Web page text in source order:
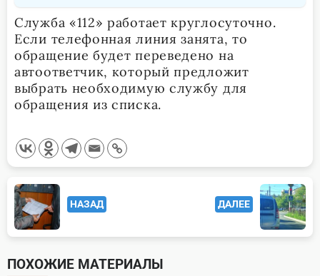
Служба «112» работает круглосуточно.
Если телефонная линия занята, то
обращение будет переведено на
автоответчик, который предложит
выбрать необходимую службу для
обращения из списка.
<span
class="nav-
subtitle
screen-
НАЗАД ДАЛЕЕ
ПОХОЖИЕ МАТЕРИАЛЫ